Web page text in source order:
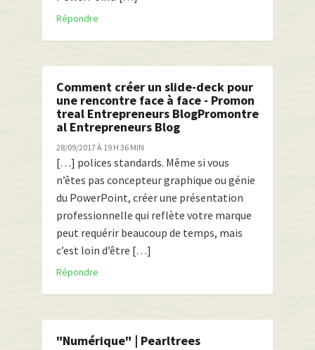
Répondre
Comment créer un slide-deck pour
une rencontre face à face - Promon
treal Entrepreneurs BlogPromontre
al Entrepreneurs Blog
28/09/2017 À 19 H 36 MIN
[…] polices standards. Même si vous
n’êtes pas concepteur graphique ou génie
du PowerPoint, créer une présentation
professionnelle qui reflète votre marque
peut requérir beaucoup de temps, mais
c’est loin d’être […]
Répondre
"Numérique" | Pearltrees